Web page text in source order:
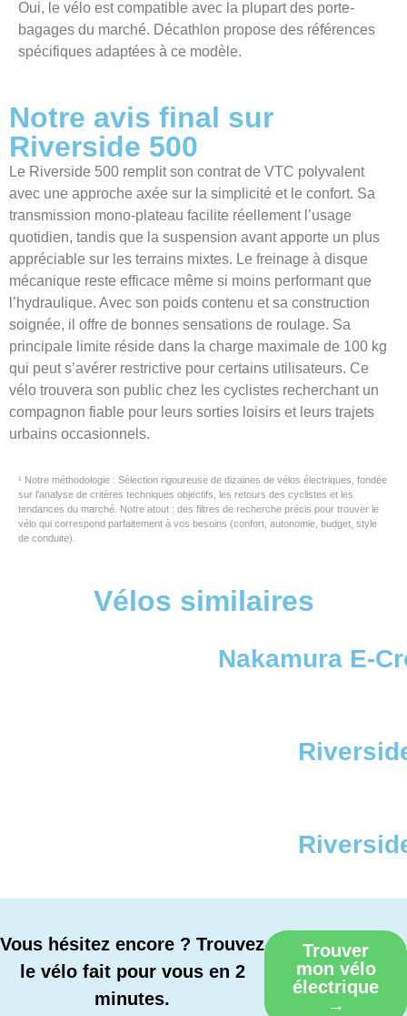
Oui, le vélo est compatible avec la plupart des porte-
bagages du marché. Décathlon propose des références
spécifiques adaptées à ce modèle.
Notre avis final sur
Riverside 500
Le Riverside 500 remplit son contrat de VTC polyvalent
avec une approche axée sur la simplicité et le confort. Sa
transmission mono-plateau facilite réellement l’usage
quotidien, tandis que la suspension avant apporte un plus
appréciable sur les terrains mixtes. Le freinage à disque
mécanique reste efficace même si moins performant que
l’hydraulique. Avec son poids contenu et sa construction
soignée, il offre de bonnes sensations de roulage. Sa
principale limite réside dans la charge maximale de 100 kg
qui peut s’avérer restrictive pour certains utilisateurs. Ce
vélo trouvera son public chez les cyclistes recherchant un
compagnon fiable pour leurs sorties loisirs et leurs trajets
urbains occasionnels.
¹ Notre méthodologie : Sélection rigoureuse de dizaines de vélos électriques, fondée
sur l’analyse de critères techniques objectifs, les retours des cyclistes et les
tendances du marché. Notre atout : des filtres de recherche précis pour trouver le
vélo qui correspond parfaitement à vos besoins (confort, autonomie, budget, style
de conduite).
Vélos similaires
Nakamura E-
Vous hésitez encore ? Trouvez
le vélo fait pour vous en 2
minutes.
Trouver
mon vélo
électrique
→